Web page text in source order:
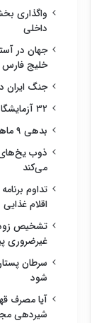
واگذاری
داخلی
جهان در
خلیج فارس
جنگ ایران
۳۲ آزمایشگاه داروسازی به فضا می‌روند
بدهی ۹ ماهه تامین‌اجتماعی به مراکز دیالیز
ذوب
می‌کند
تداوم
اقلام غذایی
تشخیص
غیرضروری
سرطان
شود
آیا مصرف
شیردهی